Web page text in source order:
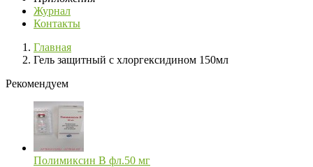
Журнал
Контакты
Главная
Гель защитный с хлоргексидином 150мл
Рекомендуем
Полимиксин В фл.50 мг